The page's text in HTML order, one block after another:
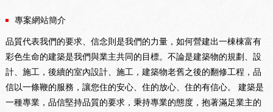
專案網站簡介
品質代表我們的要求、信念則是我們的力量，如何營建出一棟棟富有
彩色生命的建築是我們與業主共同的目標。不論是建築物的規劃、設
計、施工，後續的室內設計、施工，建築物老舊之後的翻修工程，品
信以一條鞭的服務，讓您住的安心、住的放心、住的有信心。 建築是
一種專業，品信堅持品質的要求，秉持專業的態度，抱著滿足業主的